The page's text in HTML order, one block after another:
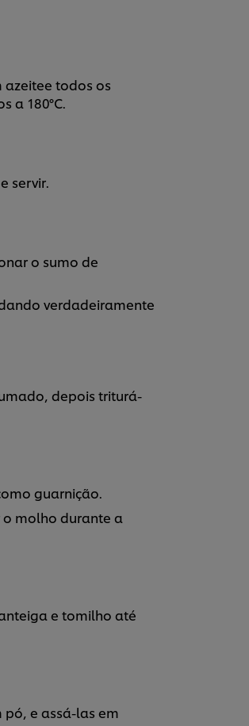
todos os
a 180°C.
servir.
o sumo de
verdadeiramente
depois triturá-
guarnição.
molho durante a
e tomilho até
e assá-las em